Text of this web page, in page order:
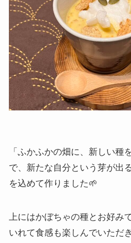
「ふかふかの畑に、新しい種
で、新たな自分という芽が出
を込めて作りました🌱
上にはかぼちゃの種とお好み
いれて食感も楽しんでいただ